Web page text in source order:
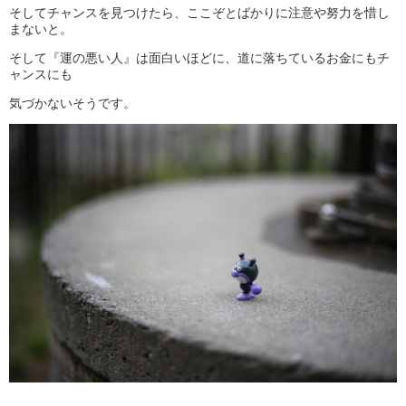
そしてチャンスを見つけたら、ここぞとばかりに注意や努力を惜し
まないと。
そして『運の悪い人』は面白いほどに、道に落ちているお金にもチ
ャンスにも
気づかないそうです。